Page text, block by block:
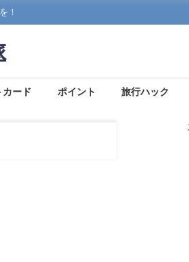
！
カード ポイント 旅行ハック